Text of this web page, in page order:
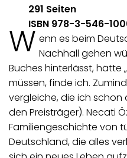
291 Seiten
ISBN 978-3-546-
W enn es beim
Nachhall gehen
Buches hinterlässt, hätte
müssen, finde ich.
vergleiche, die ich
den Preisträger). Necati
Familiengeschichte von
Deutschland, die alles